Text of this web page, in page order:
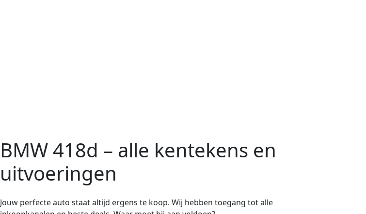
BMW 418d – alle kentekens en
uitvoeringen
Jouw perfecte auto staat altijd ergens te koop. Wij hebben toegang tot alle